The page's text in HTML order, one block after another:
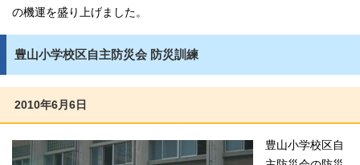
の機運を盛り上げました。
豊山小学校区自主防災会 防災訓練
2010年6月6日
豊山小学校区自